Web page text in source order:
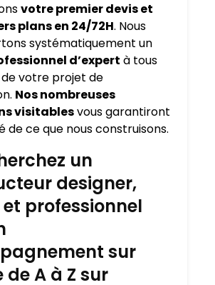
votre premier devis et
plans en 24/72H. Nous
systématiquement un
d’expert à tous
de votre projet de
Nos nombreuses
visitablesvous garantiront
de ce que nous construisons.
un
designer,
professionnel
sur
de A à Z sur